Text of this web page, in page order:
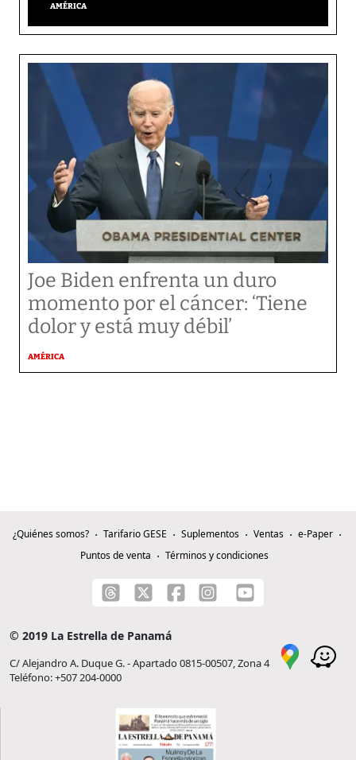
AMÉRICA
Joe Biden enfrenta un duro
momento por el cáncer: ‘Tiene
dolor y está muy débil’
AMÉRICA
¿Quiénes somos? Tarifario GESE Suplementos Ventas
e-Paper
Puntos de venta
Términos y condiciones
© 2019 La Estrella de Panamá
C/ Alejandro A. Duque G. - Apartado 0815-00507, Zona 4
Teléfono: +507 204-0000